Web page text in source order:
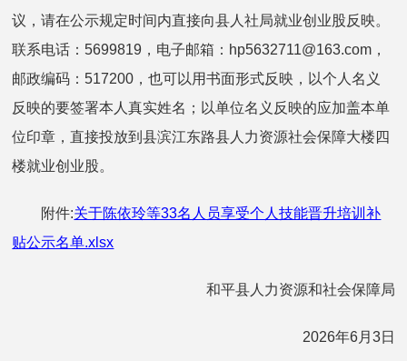
议，请在公示规定时间内直接向县人社局就业创业股反映。
联系电话：5699819，电子邮箱：hp5632711@163.com，
邮政编码：517200，也可以用书面形式反映，以个人名义
反映的要签署本人真实姓名；以单位名义反映的应加盖本单
位印章，直接投放到县滨江东路县人力资源社会保障大楼四
楼就业创业股。
附件:关于陈依玲等33名人员享受个人技能晋升培训补
贴公示名单.xlsx
和平县人力资源和社会保障局
2026年6月3日